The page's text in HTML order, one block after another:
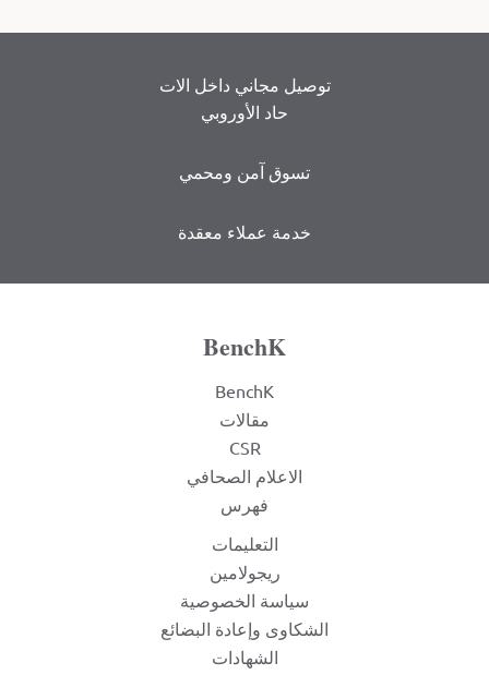
توصيل مجاني داخل الات
حاد الأوروبي
تسوق آمن ومحمي
خدمة عملاء معقدة
BenchK
BenchK
مقالات
CSR
الاعلام الصحافي
فهرس
التعليمات
ريجولامين
سياسة الخصوصية
الشكاوى وإعادة البضائع
الشهادات